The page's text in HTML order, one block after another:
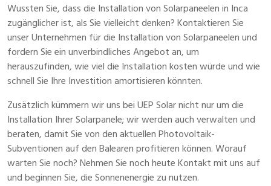
Wussten Sie, dass die Installation von Solarpaneelen in Inca
zugänglicher ist, als Sie vielleicht denken? Kontaktieren Sie
unser Unternehmen für die Installation von Solarpaneelen und
fordern Sie ein unverbindliches Angebot an, um
herauszufinden, wie viel die Installation kosten würde und wie
schnell Sie Ihre Investition amortisieren könnten.
Zusätzlich kümmern wir uns bei UEP Solar nicht nur um die
Installation Ihrer Solarpanele; wir werden auch verwalten und
beraten, damit Sie von den aktuellen Photovoltaik-
Subventionen auf den Balearen profitieren können. Worauf
warten Sie noch? Nehmen Sie noch heute Kontakt mit uns auf
und beginnen Sie, die Sonnenenergie zu nutzen.